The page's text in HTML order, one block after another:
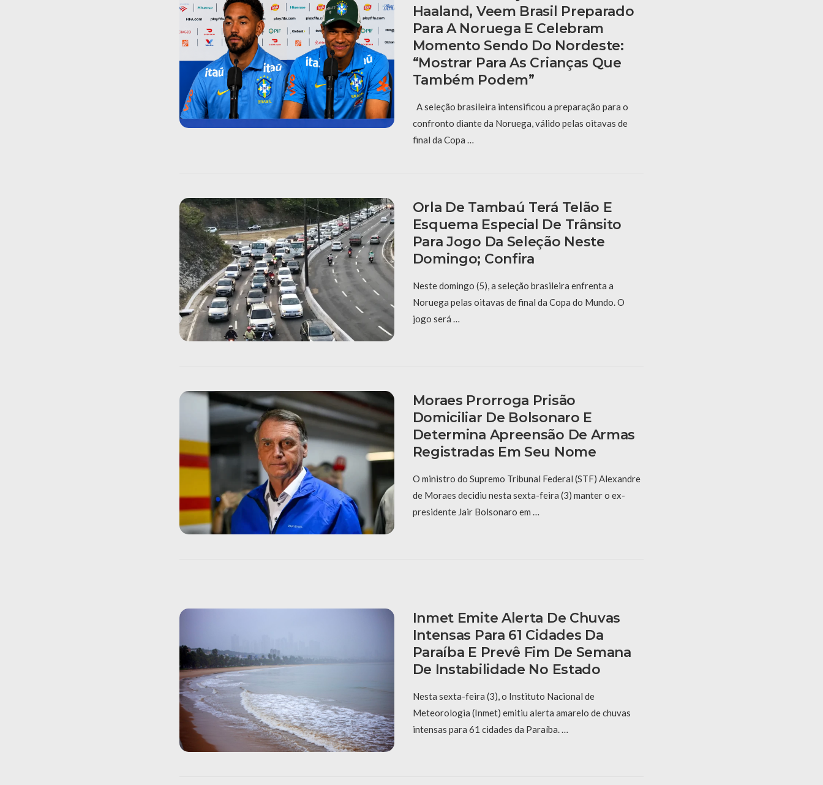
Haaland, Veem Brasil Preparado
Para A Noruega E Celebram
Momento Sendo Do Nordeste:
“Mostrar Para As Crianças Que
Também Podem”
A seleção brasileira intensificou a preparação para o
confronto diante da Noruega, válido pelas oitavas de
final da Copa …
Orla De Tambaú Terá Telão E
Esquema Especial De Trânsito
Para Jogo Da Seleção Neste
Domingo; Confira
Neste domingo (5), a seleção brasileira enfrenta a
Noruega pelas oitavas de final da Copa do Mundo. O
jogo será …
Moraes Prorroga Prisão
Domiciliar De Bolsonaro E
Determina Apreensão De Armas
Registradas Em Seu Nome
O ministro do Supremo Tribunal Federal (STF) Alexandre
de Moraes decidiu nesta sexta-feira (3) manter o ex-
presidente Jair Bolsonaro em …
Inmet Emite Alerta De Chuvas
Intensas Para 61 Cidades Da
Paraíba E Prevê Fim De Semana
De Instabilidade No Estado
Nesta sexta-feira (3), o Instituto Nacional de
Meteorologia (Inmet) emitiu alerta amarelo de chuvas
intensas para 61 cidades da Paraíba. …